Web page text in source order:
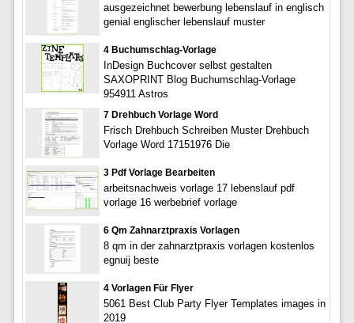
ausgezeichnet bewerbung lebenslauf in englisch
genial englischer lebenslauf muster
4 Buchumschlag-Vorlage
InDesign Buchcover selbst gestalten
SAXOPRINT Blog Buchumschlag-Vorlage
954911 Astros
7 Drehbuch Vorlage Word
Frisch Drehbuch Schreiben Muster Drehbuch
Vorlage Word 17151976 Die
3 Pdf Vorlage Bearbeiten
arbeitsnachweis vorlage 17 lebenslauf pdf
vorlage 16 werbebrief vorlage
6 Qm Zahnarztpraxis Vorlagen
8 qm in der zahnarztpraxis vorlagen kostenlos
egnuij beste
4 Vorlagen Für Flyer
5061 Best Club Party Flyer Templates images in
2019